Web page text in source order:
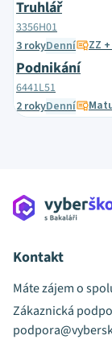
Truhlář
3356H01
3 rokyDenní ZZ
Podnikání
6441L51
2 rokyDenní
Kontakt
Máte zájem o
Zákaznická